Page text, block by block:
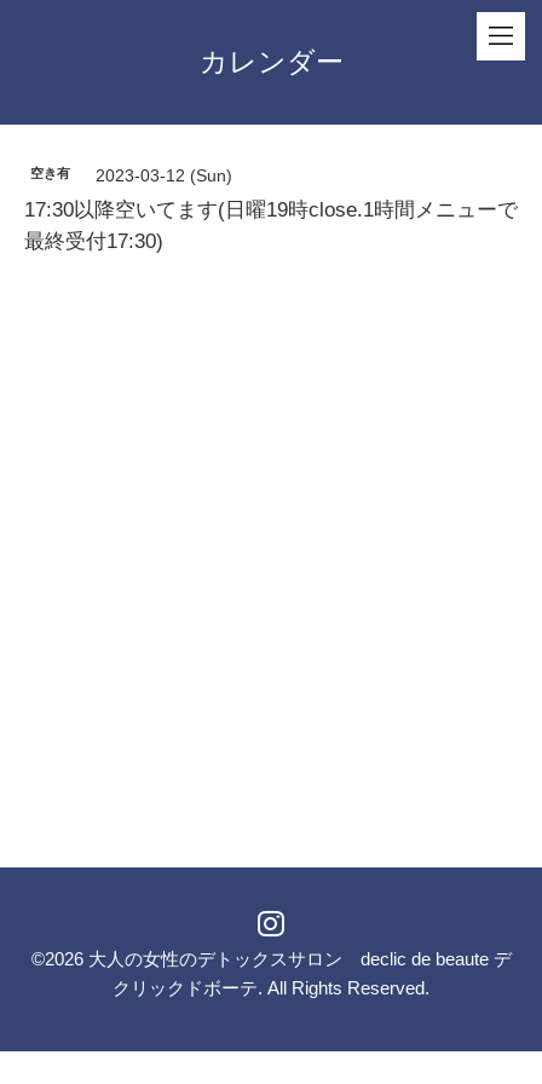
カレンダー
空き有 2023-03-12 (Sun)
17:30以降空いてます(日曜19時close.1時間メニューで
最終受付17:30)
©2026 大人の女性のデトックスサロン declic de beaute デ
クリックドボーテ. All Rights Reserved.